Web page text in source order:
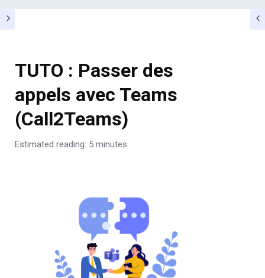
TUTO : Passer des
appels avec Teams
(Call2Teams)
Estimated reading: 5 minutes